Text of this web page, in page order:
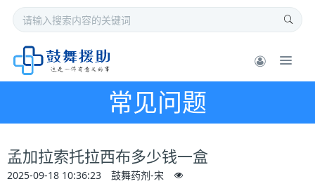
常见问题
孟加拉索托拉西布多少钱一盒
2025-09-18 10:36:23 鼓舞药剂-宋